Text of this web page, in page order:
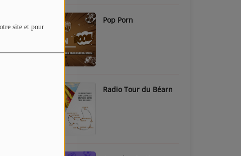
site et pour
Pop Porn
Radio Tour du Béarn